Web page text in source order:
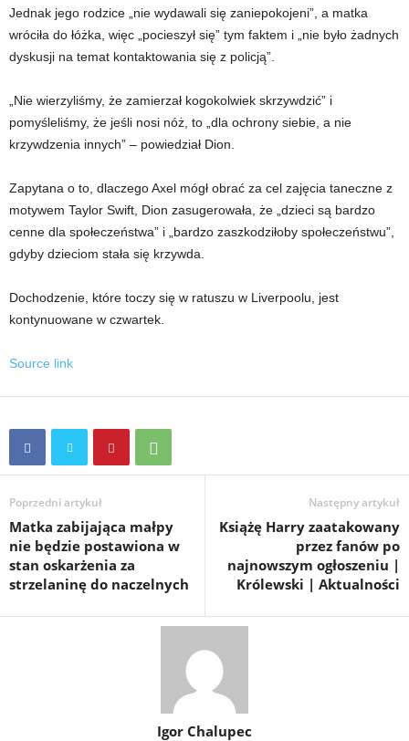
Jednak jego rodzice „nie wydawali się zaniepokojeni”, a matka
wróciła do łóżka, więc „pocieszył się” tym faktem i „nie było żadnych
dyskusji na temat kontaktowania się z policją”.
„Nie wierzyliśmy, że zamierzał kogokolwiek skrzywdzić” i
pomyśleliśmy, że jeśli nosi nóż, to „dla ochrony siebie, a nie
krzywdzenia innych” – powiedział Dion.
Zapytana o to, dlaczego Axel mógł obrać za cel zajęcia taneczne z
motywem Taylor Swift, Dion zasugerowała, że ​​„dzieci są bardzo
cenne dla społeczeństwa” i „bardzo zaszkodziłoby społeczeństwu”,
gdyby dzieciom stała się krzywda.
Dochodzenie, które toczy się w ratuszu w Liverpoolu, jest
kontynuowane w czwartek.
Source link
Poprzedni artykuł
Matka zabijająca małpy
nie będzie postawiona w
stan oskarżenia za
strzelaninę do naczelnych
Następny artykuł
Książę Harry zaatakowany
przez fanów po
najnowszym ogłoszeniu |
Królewski | Aktualności
Igor Chalupec